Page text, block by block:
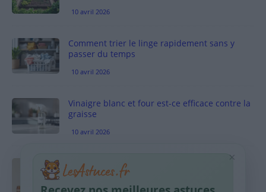
10 avril 2026
Comment trier le linge rapidement sans y
passer du temps
10 avril 2026
Vinaigre blanc et four est-ce efficace contre la
graisse
10 avril 2026
Taches pigmentaires : routine simple +
habitudes qui aident
×